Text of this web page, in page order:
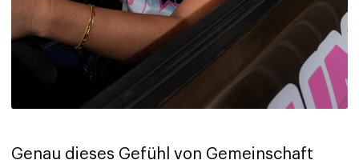
Genau dieses Gefühl von Gemeinschaft